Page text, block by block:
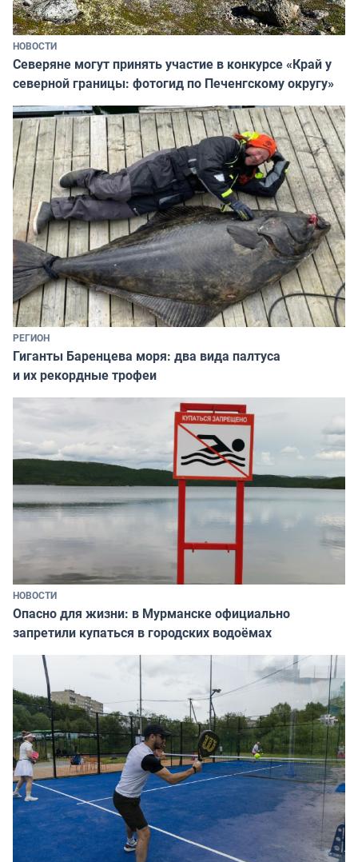
НОВОСТИ
Северяне могут принять участие в конкурсе «Край у
северной границы: фотогид по Печенгскому округу»
РЕГИОН
Гиганты Баренцева моря: два вида палтуса
и их рекордные трофеи
НОВОСТИ
Опасно для жизни: в Мурманске официально
запретили купаться в городских водоёмах